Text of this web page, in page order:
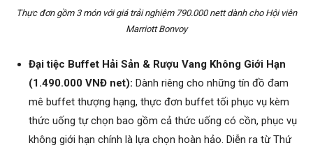
Thực đơn gồm 3 món với giá trải nghiệm 790.000 nett dành cho Hội viên
Marriott Bonvoy
Đại tiệc Buffet Hải Sản & Rượu Vang Không Giới Hạn
(1.490.000 VNĐ net): Dành riêng cho những tín đồ đam
mê buffet thượng hạng, thực đơn buffet tối phục vụ kèm
thức uống tự chọn bao gồm cả thức uống có cồn, phục vụ
không giới hạn chính là lựa chọn hoàn hảo. Diễn ra từ Thứ